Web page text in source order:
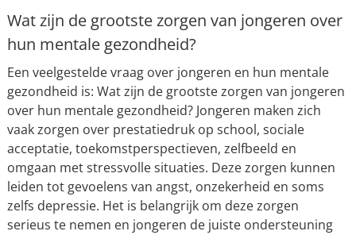
Wat zijn de grootste zorgen van jongeren over
hun mentale gezondheid?
Een veelgestelde vraag over jongeren en hun mentale
gezondheid is: Wat zijn de grootste zorgen van jongeren
over hun mentale gezondheid? Jongeren maken zich
vaak zorgen over prestatiedruk op school, sociale
acceptatie, toekomstperspectieven, zelfbeeld en
omgaan met stressvolle situaties. Deze zorgen kunnen
leiden tot gevoelens van angst, onzekerheid en soms
zelfs depressie. Het is belangrijk om deze zorgen
serieus te nemen en jongeren de juiste ondersteuning